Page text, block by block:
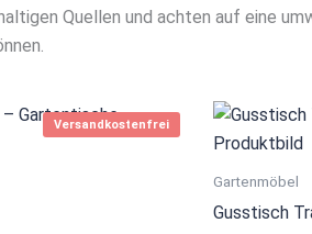
Quellen und achten auf eine
Versandkostenfrei
Gartenmöbel
Gusstisch